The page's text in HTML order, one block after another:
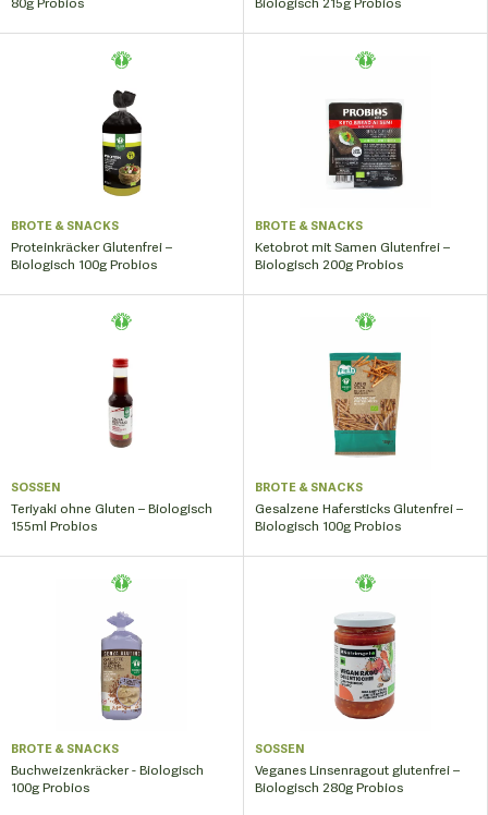
BROTE & SNACKS
Proteinkräcker Glutenfrei –
Biologisch 100g Probios
BROTE & SNACKS
Ketobrot mit Samen Glutenfrei –
Biologisch 200g Probios
SOSSEN
Teriyaki ohne Gluten – Biologisch
155ml Probios
BROTE & SNACKS
Gesalzene Hafersticks Glutenfrei –
Biologisch 100g Probios
BROTE & SNACKS
Buchweizenkräcker - Biologisch
100g Probios
SOSSEN
Veganes Linsenragout glutenfrei –
Biologisch 280g Probios